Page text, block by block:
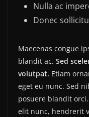
Nulla ac
Donec
Maecenas congue
blandit ac. Sed
volutpat. Etiam
eget eu nunc. Sed
posuere blandit
elit nunc, hendrerit